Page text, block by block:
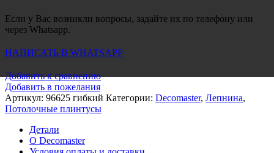
Если у Вас возникли вопросы, задайте их по телефону или
через Whatsapp.
НАПИСАТЬ В WHATSAPP
Добавить к сравнению
Добавить в пожелания
Артикул: 96625 гибкий Категории: Decomaster, Лепнина,
Потолочные плинтусы
Детали
О Decomaster